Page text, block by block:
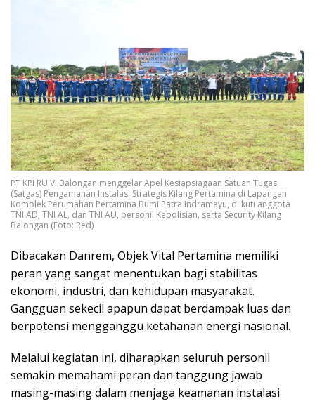
PT KPI RU VI Balongan menggelar Apel Kesiapsiagaan Satuan Tugas
(Satgas) Pengamanan Instalasi Strategis Kilang Pertamina di Lapangan
Komplek Perumahan Pertamina Bumi Patra Indramayu, diikuti anggota
TNI AD, TNI AL, dan TNI AU, personil Kepolisian, serta Security Kilang
Balongan (Foto: Red)
Dibacakan Danrem, Objek Vital Pertamina memiliki
peran yang sangat menentukan bagi stabilitas
ekonomi, industri, dan kehidupan masyarakat.
Gangguan sekecil apapun dapat berdampak luas dan
berpotensi mengganggu ketahanan energi nasional.
Melalui kegiatan ini, diharapkan seluruh personil
semakin memahami peran dan tanggung jawab
masing-masing dalam menjaga keamanan instalasi